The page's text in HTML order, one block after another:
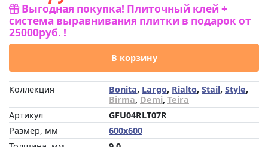
Выгодная покупка! Плиточный клей +
система выравнивания плитки в подарок от
25000руб. !
В корзину
Коллекция Bonita, Largo, Rialto, Stail, Style,
Birma, Demi, Teira
Артикул
GFU04RLT07R
Размер, мм
600x600